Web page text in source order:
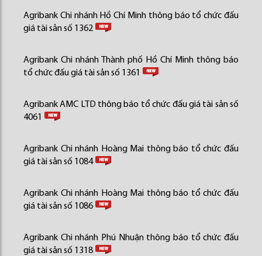
Agribank Chi nhánh Hồ Chí Minh thông báo tổ chức đấu
giá tài sản số 1362
Agribank Chi nhánh Thành phố Hồ Chí Minh thông báo
tổ chức đấu giá tài sản số 1361
Agribank AMC LTD thông báo tổ chức đấu giá tài sản số
4061
Agribank Chi nhánh Hoàng Mai thông báo tổ chức đấu
giá tài sản số 1084
Agribank Chi nhánh Hoàng Mai thông báo tổ chức đấu
giá tài sản số 1086
Agribank Chi nhánh Phú Nhuận thông báo tổ chức đấu
giá tài sản số 1318